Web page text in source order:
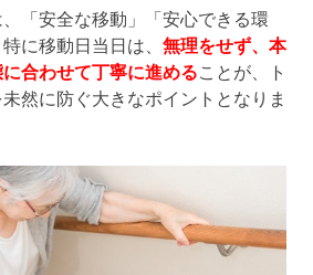
「安全な移動」「安心できる環
に移動日当日は、 無理をせず、本
合わせて丁寧に進めることが、ト
然に防ぐ大きなポイントとなりま